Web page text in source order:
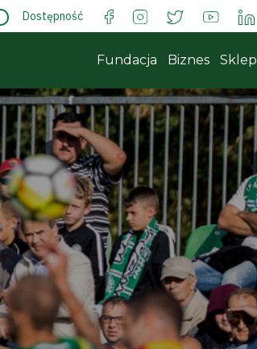
Dostępność
Fundacja Biznes Sklep